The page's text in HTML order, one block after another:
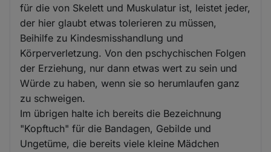
für die von Skelett und Muskulatur ist, leistet jeder,
der hier glaubt etwas tolerieren zu müssen,
Beihilfe zu Kindesmisshandlung und
Körperverletzung. Von den pschychischen Folgen
der Erziehung, nur dann etwas wert zu sein und
Würde zu haben, wenn sie so herumlaufen ganz
zu schweigen.
Im übrigen halte ich bereits die Bezeichnung
"Kopftuch" für die Bandagen, Gebilde und
Ungetüme, die bereits viele kleine Mädchen